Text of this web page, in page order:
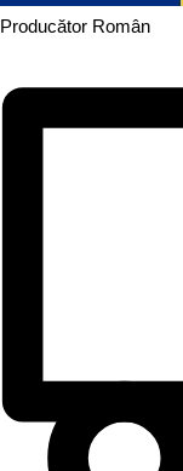
Producător Român